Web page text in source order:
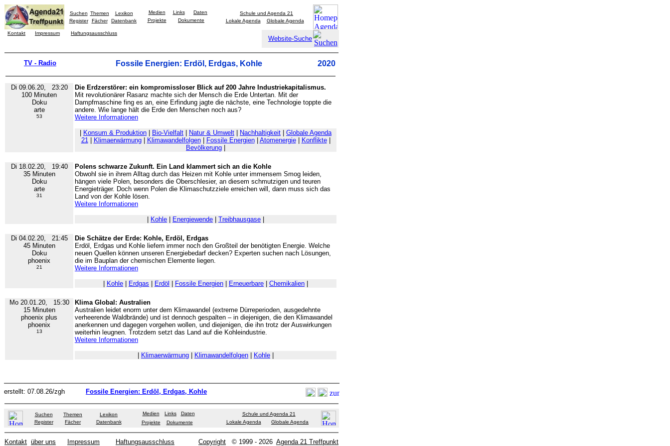
Suchen Themen
Lexikon
Register
Fächer Datenbank
Medien Links
Daten
Projekte
Dokumente
Schule und Agenda 21
Lokale Agenda
Globale Agenda
Kontakt Impressum Haftungsausschluss
Website-Suche
TV - Radio Fossile Energien: Erdöl, Erdgas, Kohle 2020
Di 09.06.20, 23:20
100 Minuten
Doku
arte
53
Die Erdzerstörer: ein kompromissloser Blick auf 200 Jahre Industriekapitalismus.
Mit revolutionärer Rasanz machte sich der Mensch die Erde Untertan. Mit der
Dampfmaschine fing es an, eine Erfindung jagte die nächste, eine Technologie toppte die
andere. Wie lange hält die Erde den Menschen noch aus?
Weitere Informationen
Konsum & Produktion Bio-Vielfalt Natur & Umwelt Nachhaltigkeit
Globale Agenda
21| Klimaerwärmung| Klimawandelfolgen| Fossile Energien| Atomenergie| Konflikte|
Bevölkerung
Di 18.02.20, 19:40
35 Minuten
Doku
arte
31
Polens schwarze Zukunft. Ein Land klammert sich an die Kohle
Obwohl sie in ihrem Alltag durch das Heizen mit Kohle unter immensem Smog leiden,
hängen viele Polen, besonders die Oberschlesier, an diesem schmutzigen und teuren
Energieträger. Doch wenn Polen die Klimaschutzziele erreichen will, dann muss sich das
Land von der Kohle lösen.
Weitere Informationen
Kohle Energiewende Treibhausgase
Di 04.02.20, 21:45
45 Minuten
Doku
phoenix
21
Die Schätze der Erde: Kohle, Erdöl, Erdgas
Erdöl, Erdgas und Kohle liefern immer noch den Großteil der benötigten Energie. Welche
neuen Quellen können unseren Energiebedarf decken? Experten suchen nach Lösungen,
die im Bauplan der chemischen Elemente liegen.
Weitere Informationen
Kohle Erdgas Erdöl Fossile Energien Erneuerbare Chemikalien
Mo 20.01.20, 15:30
15 Minuten
phoenix plus
phoenix
13
Klima Global: Australien
Australien leidet enorm unter dem Klimawandel (extreme Dürreperioden, ausgedehnte
verheerende Waldbrände) und ist dennoch gespalten – in diejenigen, die den Klimawandel
anerkennen und dagegen vorgehen wollen, und diejenigen, die ihn trotz der Auswirkungen
weiterhin leugnen. Trotzdem setzt das Land auf die Kohleindustrie.
Weitere Informationen
Klimaerwärmung Klimawandelfolgen Kohle
erstellt: 07.08.26/zgh Fossile Energien: Erdöl, Erdgas, Kohle
Suchen Themen
Lexikon
Register
Fächer Datenbank
Medien Links
Daten
Projekte
Dokumente
Schule und Agenda 21
Lokale Agenda
Globale Agenda
Kontakt über uns Impressum Haftungsausschluss Copyright © 1999 - 2026 Agenda 21 Treffpunkt